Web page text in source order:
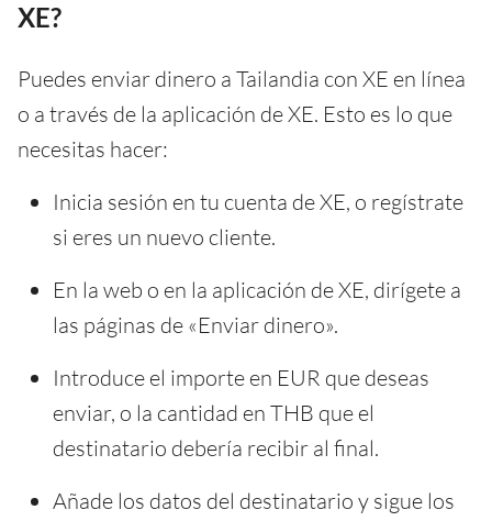
XE?
Puedes enviar dinero a Tailandia con XE en línea
o a través de la aplicación de XE. Esto es lo que
necesitas hacer:
Inicia sesión en tu cuenta de XE, o regístrate
si eres un nuevo cliente.
En la web o en la aplicación de XE, dirígete a
las páginas de «Enviar dinero».
Introduce el importe en EUR que deseas
enviar, o la cantidad en THB que el
destinatario debería recibir al final.
Añade los datos del destinatario y sigue los